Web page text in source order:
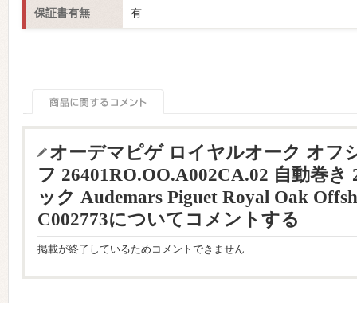
保証書有無 有
オーデマピゲ ロイヤルオーク オフ
フ 26401RO.OO.A002CA.02 自動巻き
ック Audemars Piguet Royal Oak
C002773についてコメントする
掲載が終了しているためコメントできません